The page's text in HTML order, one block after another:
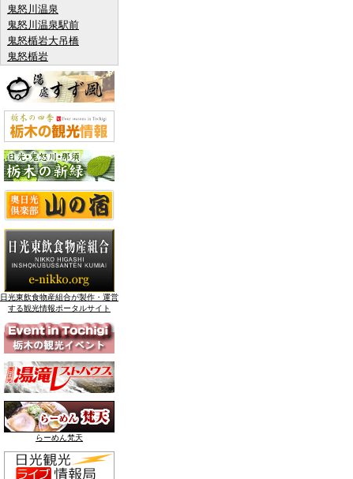
鬼怒川温泉
鬼怒川温泉駅前
鬼怒楯岩大吊橋
鬼怒楯岩
日光東飲食物産組合が製作・運営
する観光情報ポータルサイト
らーめん梵天